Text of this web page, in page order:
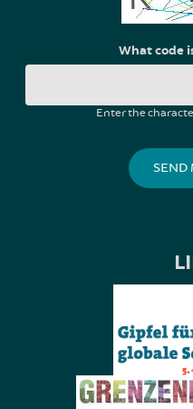
What code
Enter the